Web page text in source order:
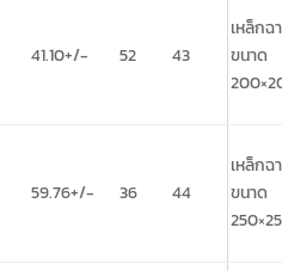
41.10+/- 52 43
เหล็กฉ
ขนาด
59.76+/- 36 44
เหล็กฉ
ขนาด